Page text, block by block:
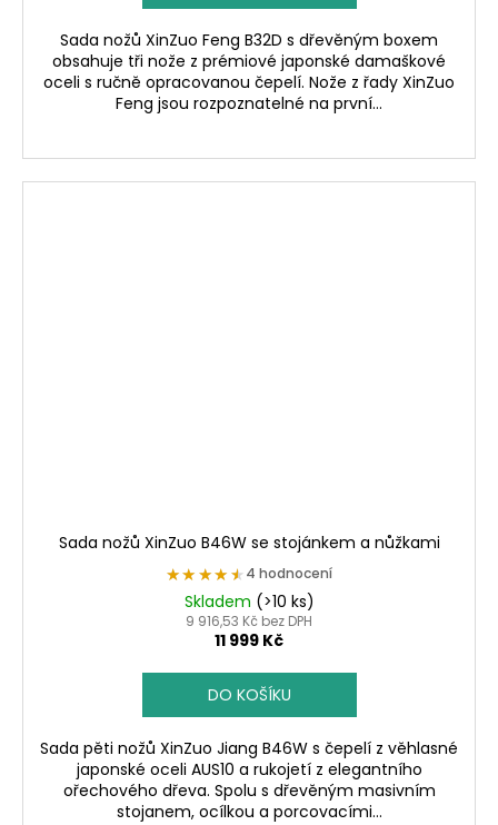
Sada nožů XinZuo Feng B32D s dřevěným boxem
obsahuje tři nože z prémiové japonské damaškové
oceli s ručně opracovanou čepelí. Nože z řady XinZuo
Feng jsou rozpoznatelné na první...
Sada nožů XinZuo B46W se stojánkem a nůžkami
★★★★★
★★★★★4 hodnocení
Skladem (>10 ks)
9 916,53 Kč bez DPH
11 999 Kč
DO KOŠÍKU
Sada pěti nožů XinZuo Jiang B46W s čepelí z věhlasné
japonské oceli AUS10 a rukojetí z elegantního
ořechového dřeva. Spolu s dřevěným masivním
stojanem, ocílkou a porcovacími...